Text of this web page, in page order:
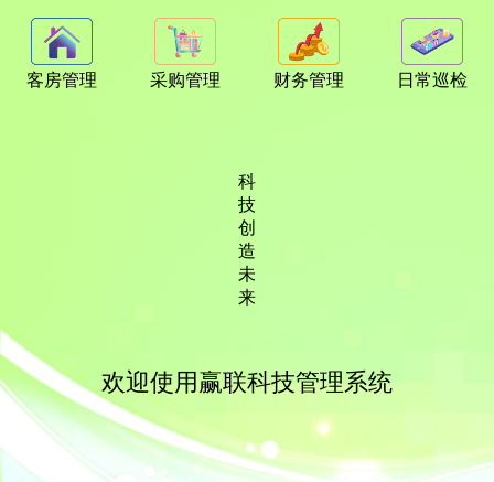
客房管理 采购管理 财务管理 日常巡检
科
技
创
造
未
来
欢迎使用赢联科技管理系统